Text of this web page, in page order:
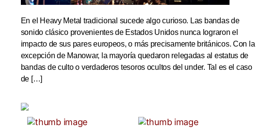
En el Heavy Metal tradicional sucede algo curioso. Las bandas de
sonido clásico provenientes de Estados Unidos nunca lograron el
impacto de sus pares europeos, o más precisamente británicos. Con la
excepción de Manowar, la mayoría quedaron relegadas al estatus de
bandas de culto o verdaderos tesoros ocultos del under. Tal es el caso
de […]